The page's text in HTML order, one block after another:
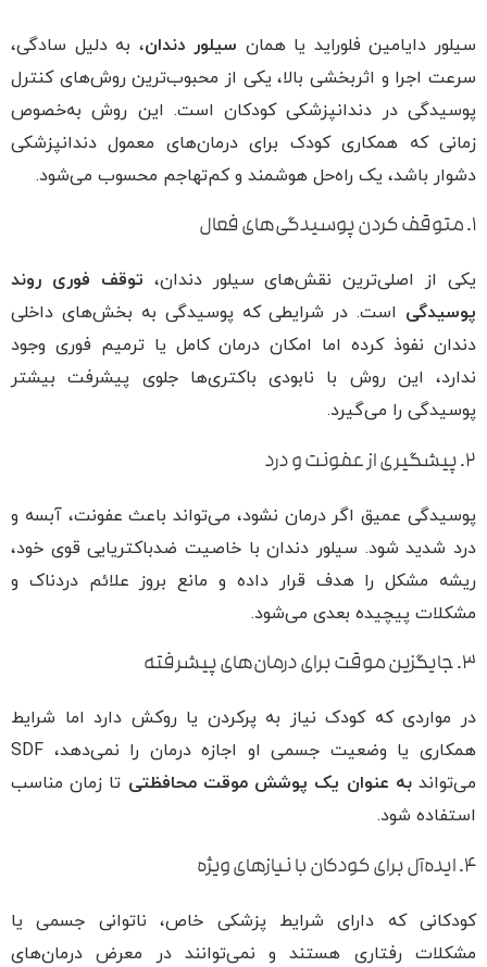
سیلور دایامین فلوراید یا همان سیلور دندان، به دلیل سادگی،
سرعت اجرا و اثربخشی بالا، یکی از محبوب‌ترین روش‌های کنترل
پوسیدگی در دندانپزشکی کودکان است. این روش به‌خصوص
زمانی که همکاری کودک برای درمان‌های معمول دندانپزشکی
دشوار باشد، یک راه‌حل هوشمند و کم‌تهاجم محسوب می‌شود.
۱. متوقف کردن پوسیدگی‌های فعال
یکی از اصلی‌ترین نقش‌های سیلور دندان، توقف فوری روند
پوسیدگی است. در شرایطی که پوسیدگی به بخش‌های داخلی
دندان نفوذ کرده اما امکان درمان کامل یا ترمیم فوری وجود
ندارد، این روش با نابودی باکتری‌ها جلوی پیشرفت بیشتر
پوسیدگی را می‌گیرد.
۲. پیشگیری از عفونت و درد
پوسیدگی عمیق اگر درمان نشود، می‌تواند باعث عفونت، آبسه و
درد شدید شود. سیلور دندان با خاصیت ضدباکتریایی قوی خود،
ریشه مشکل را هدف قرار داده و مانع بروز علائم دردناک و
مشکلات پیچیده بعدی می‌شود.
۳. جایگزین موقت برای درمان‌های پیشرفته
در مواردی که کودک نیاز به پرکردن یا روکش دارد اما شرایط
همکاری یا وضعیت جسمی او اجازه درمان را نمی‌دهد، SDF
می‌تواندبه عنوان یک پوشش موقت محافظتی تا زمان مناسب
استفاده شود.
۴. ایده‌آل برای کودکان با نیازهای ویژه
کودکانی که دارای شرایط پزشکی خاص، ناتوانی جسمی یا
مشکلات رفتاری هستند و نمی‌توانند در معرض درمان‌های